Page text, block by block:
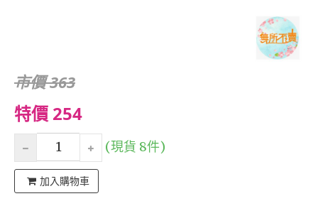
市價 363
特價 254
(現貨 8件)
加入購物車